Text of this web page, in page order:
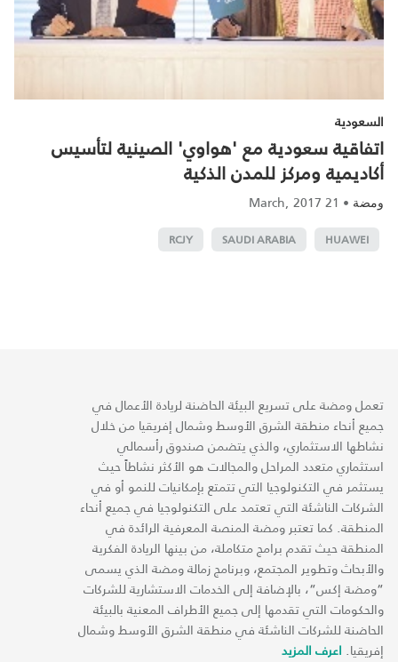
السعودية
اتفاقية سعودية مع 'هواوي' الصينية لتأسيس
أكاديمية ومركز للمدن الذكية
ومضة •
21 March, 2017
HUAWEI
SAUDI ARABIA
RCJY
تعمل ومضة على تسريع البيئة الحاضنة لريادة الأعمال في
جميع أنحاء منطقة الشرق الأوسط وشمال إفريقيا من خلال
نشاطها الاستثماري، والذي يتضمن صندوق رأسمالي
استثماري متعدد المراحل والمجالات هو الأكثر نشاطاً حيث
يستثمر في التكنولوجيا التي تتمتع بإمكانيات للنمو أو في
الشركات الناشئة التي تعتمد على التكنولوجيا في جميع أنحاء
المنطقة. كما تعتبر ومضة المنصة المعرفية الرائدة في
المنطقة حيث تقدم برامج متكاملة، من بينها الريادة الفكرية
والأبحاث وتطوير المجتمع، وبرنامج زمالة ومضة الذي يسمى
“ومضة إكس“، بالإضافة إلى الخدمات الاستشارية للشركات
والحكومات التي تقدمها إلى جميع الأطراف المعنية بالبيئة
الحاضنة للشركات الناشئة في منطقة الشرق الأوسط وشمال
إفريقيا. اعرف المزيد